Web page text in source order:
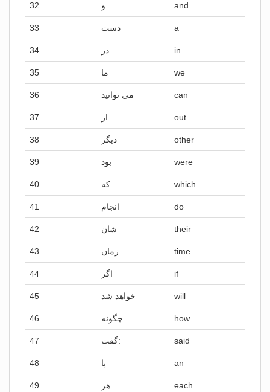
32 و and
33 دست a
34 در in
35 ما we
36 می توانید can
37 از out
38 دیگر other
39 بود were
40 که which
41 انجام do
42 شان their
43 زمان time
44 اگر if
45 خواهد شد will
46 چگونه how
47 گفت: said
48 پا an
49 هر each